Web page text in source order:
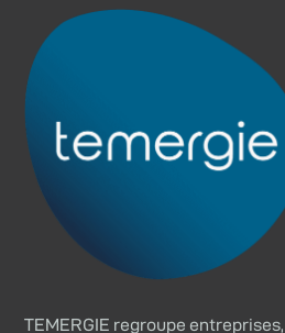
TEMERGIE regroupe